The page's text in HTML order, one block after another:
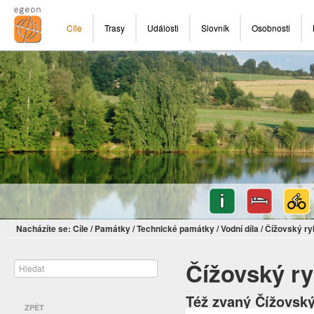
Cíle Trasy Události Slovník Osobnosti
Nacházíte se: Cíle/ Památky/Technické památky/Vodní díla/Čížovský
ZPĚT
Čížovský
Též zvaný